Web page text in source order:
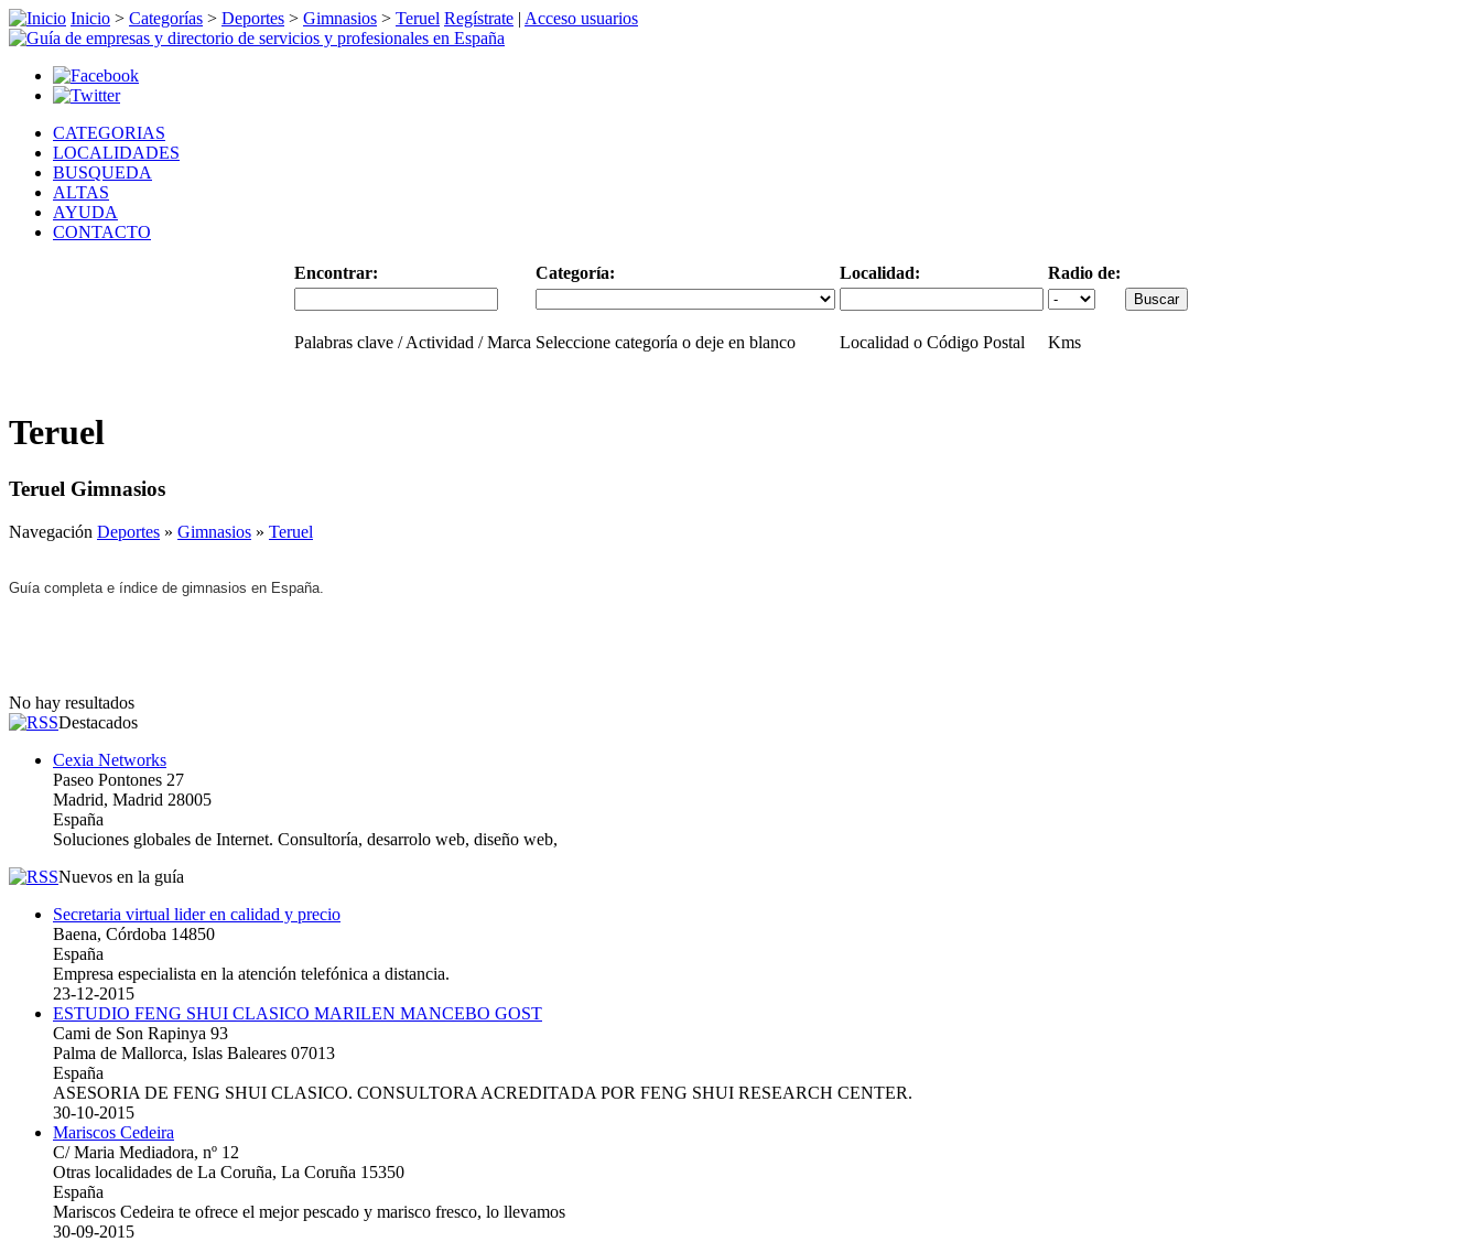
Inicio > Categorías > Deportes > Gimnasios > Teruel Regístrate | Acceso usuarios
CATEGORIAS
LOCALIDADES
BUSQUEDA
ALTAS
AYUDA
CONTACTO
Encontrar: Categoría: Localidad: Radio de:
Palabras clave / Actividad / Marca Seleccione categoría o deje en blanco Localidad o Código Postal Kms
Teruel
Teruel Gimnasios
Navegación Deportes » Gimnasios » Teruel
Guía completa e índice de gimnasios en España.
No hay resultados
Destacados
Cexia Networks
Paseo Pontones 27
Madrid, Madrid 28005
España
Soluciones globales de Internet. Consultoría, desarrolo web, diseño web,
Nuevos en la guía
Secretaria virtual lider en calidad y precio
Baena, Córdoba 14850
España
Empresa especialista en la atención telefónica a distancia.
23-12-2015
ESTUDIO FENG SHUI CLASICO MARILEN MANCEBO GOST
Cami de Son Rapinya 93
Palma de Mallorca, Islas Baleares 07013
España
ASESORIA DE FENG SHUI CLASICO. CONSULTORA ACREDITADA POR FENG SHUI RESEARCH CENTER.
30-10-2015
Mariscos Cedeira
C/ Maria Mediadora, nº 12
Otras localidades de La Coruña, La Coruña 15350
España
Mariscos Cedeira te ofrece el mejor pescado y marisco fresco, lo llevamos
30-09-2015